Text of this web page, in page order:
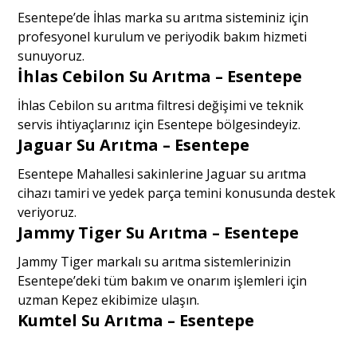
Esentepe’de İhlas marka su arıtma sisteminiz için
profesyonel kurulum ve periyodik bakım hizmeti
sunuyoruz.
İhlas Cebilon Su Arıtma – Esentepe
İhlas Cebilon su arıtma filtresi değişimi ve teknik
servis ihtiyaçlarınız için Esentepe bölgesindeyiz.
Jaguar Su Arıtma – Esentepe
Esentepe Mahallesi sakinlerine Jaguar su arıtma
cihazı tamiri ve yedek parça temini konusunda destek
veriyoruz.
Jammy Tiger Su Arıtma – Esentepe
Jammy Tiger markalı su arıtma sistemlerinizin
Esentepe’deki tüm bakım ve onarım işlemleri için
uzman Kepez ekibimize ulaşın.
Kumtel Su Arıtma – Esentepe